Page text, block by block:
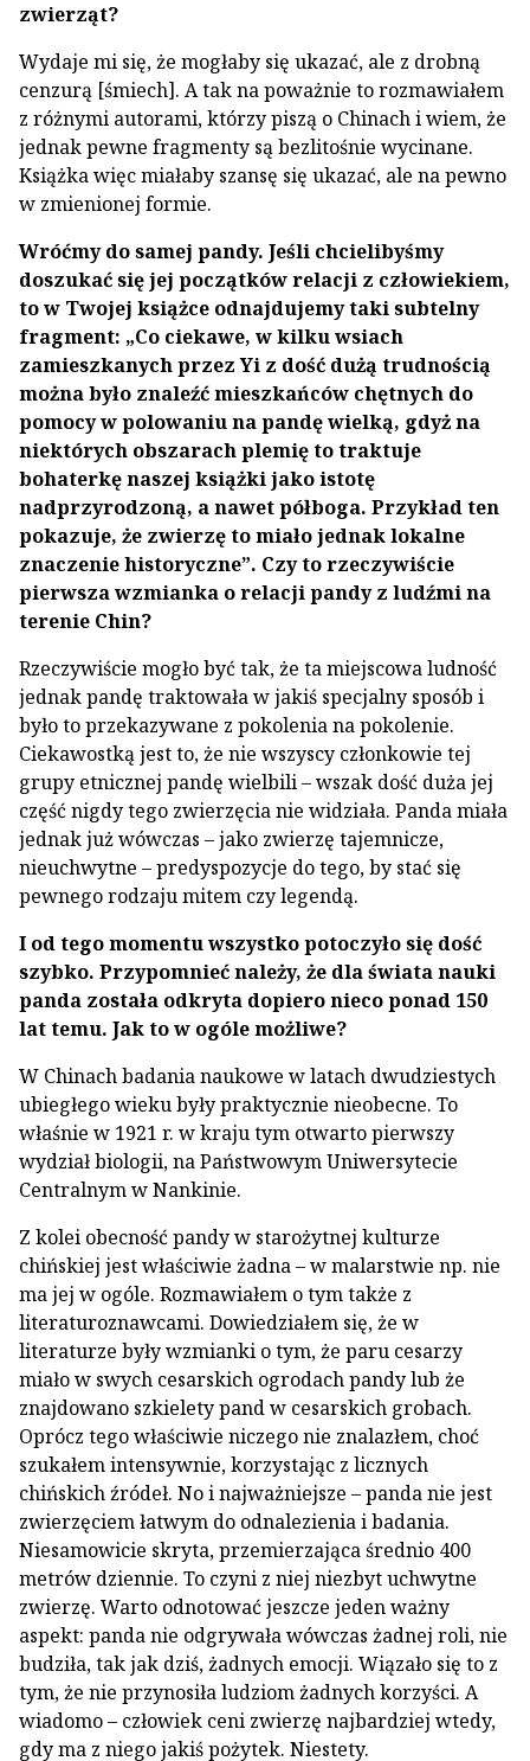
zwierząt?
Wydaje mi się, że mogłaby się ukazać, ale z drobną
cenzurą [śmiech]. A tak na poważnie to rozmawiałem
z różnymi autorami, którzy piszą o Chinach i wiem, że
jednak pewne fragmenty są bezlitośnie wycinane.
Książka więc miałaby szansę się ukazać, ale na pewno
w zmienionej formie.
Wróćmy do samej pandy. Jeśli chcielibyśmy
doszukać się jej początków relacji z człowiekiem,
to w Twojej książce odnajdujemy taki subtelny
fragment: „Co ciekawe, w kilku wsiach
zamieszkanych przez Yi z dość dużą trudnością
można było znaleźć mieszkańców chętnych do
pomocy w polowaniu na pandę wielką, gdyż na
niektórych obszarach plemię to traktuje
bohaterkę naszej książki jako istotę
nadprzyrodzoną, a nawet półboga. Przykład ten
pokazuje, że zwierzę to miało jednak lokalne
znaczenie historyczne”. Czy to rzeczywiście
pierwsza wzmianka o relacji pandy z ludźmi na
terenie Chin?
Rzeczywiście mogło być tak, że ta miejscowa ludność
jednak pandę traktowała w jakiś specjalny sposób i
było to przekazywane z pokolenia na pokolenie.
Ciekawostką jest to, że nie wszyscy członkowie tej
grupy etnicznej pandę wielbili – wszak dość duża jej
część nigdy tego zwierzęcia nie widziała. Panda miała
jednak już wówczas – jako zwierzę tajemnicze,
nieuchwytne – predyspozycje do tego, by stać się
pewnego rodzaju mitem czy legendą.
I od tego momentu wszystko potoczyło się dość
szybko. Przypomnieć należy, że dla świata nauki
panda została odkryta dopiero nieco ponad 150
lat temu. Jak to w ogóle możliwe?
W Chinach badania naukowe w latach dwudziestych
ubiegłego wieku były praktycznie nieobecne. To
właśnie w 1921 r. w kraju tym otwarto pierwszy
wydział biologii, na Państwowym Uniwersytecie
Centralnym w Nankinie.
Z kolei obecność pandy w starożytnej kulturze
chińskiej jest właściwie żadna – w malarstwie np. nie
ma jej w ogóle. Rozmawiałem o tym także z
literaturoznawcami. Dowiedziałem się, że w
literaturze były wzmianki o tym, że paru cesarzy
miało w swych cesarskich ogrodach pandy lub że
znajdowano szkielety pand w cesarskich grobach.
Oprócz tego właściwie niczego nie znalazłem, choć
szukałem intensywnie, korzystając z licznych
chińskich źródeł. No i najważniejsze – panda nie jest
zwierzęciem łatwym do odnalezienia i badania.
Niesamowicie skryta, przemierzająca średnio 400
metrów dziennie. To czyni z niej niezbyt uchwytne
zwierzę. Warto odnotować jeszcze jeden ważny
aspekt: panda nie odgrywała wówczas żadnej roli, nie
budziła, tak jak dziś, żadnych emocji. Wiązało się to z
tym, że nie przynosiła ludziom żadnych korzyści. A
wiadomo – człowiek ceni zwierzę najbardziej wtedy,
gdy ma z niego jakiś pożytek. Niestety.